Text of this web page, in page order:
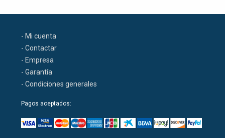
- Mi cuenta
- Contactar
- Empresa
- Garantía
- Condiciones generales
Pagos aceptados: